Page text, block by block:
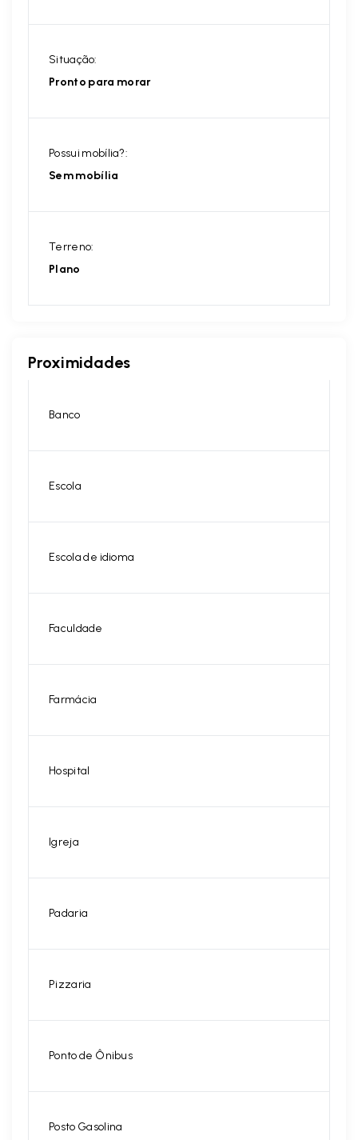
Situação:
Pronto para morar
Possui mobília?:
Sem mobília
Terreno:
Plano
Proximidades
Banco
Escola
Escola de idioma
Faculdade
Farmácia
Hospital
Igreja
Padaria
Pizzaria
Ponto de Ônibus
Posto Gasolina